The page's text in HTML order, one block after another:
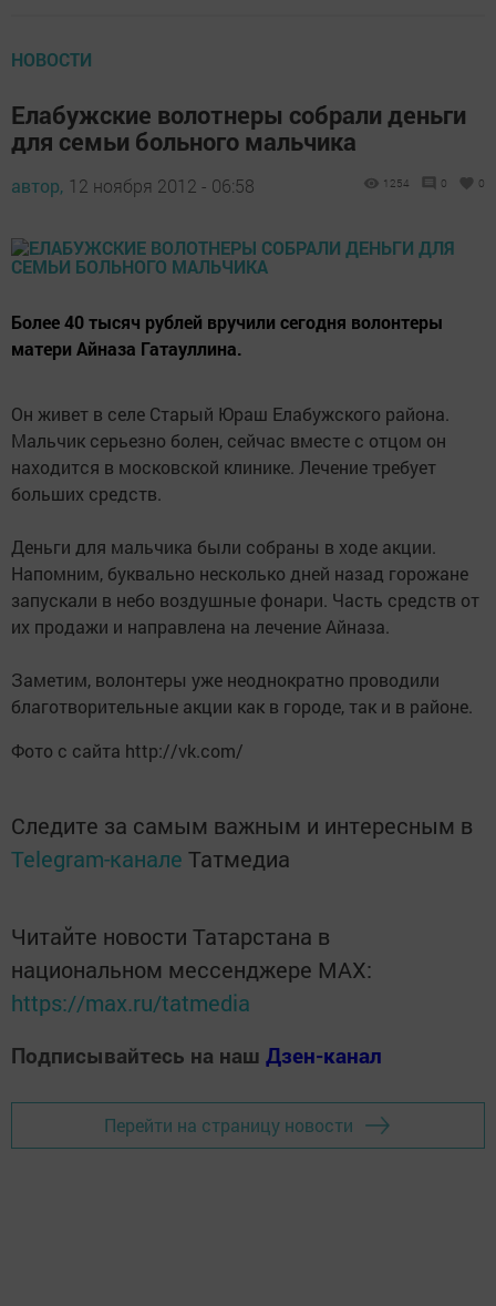
НОВОСТИ
Елабужские волотнеры собрали деньги
для семьи больного мальчика
автор, 12 ноября 2012 - 06:58 1254 0 0
Более 40 тысяч рублей вручили сегодня волонтеры
матери Айназа Гатауллина.
Он живет в селе Старый Юраш Елабужского района.
Мальчик серьезно болен, сейчас вместе с отцом он
находится в московской клинике. Лечение требует
больших средств.
Деньги для мальчика были собраны в ходе акции.
Напомним, буквально несколько дней назад горожане
запускали в небо воздушные фонари. Часть средств от
их продажи и направлена на лечение Айназа.
Заметим, волонтеры уже неоднократно проводили
благотворительные акции как в городе, так и в районе.
Фото с сайта http://vk.com/
Следите за самым важным и интересным в
Telegram-канале Татмедиа
Читайте новости Татарстана в
национальном мессенджере MАХ:
https://max.ru/tatmedia
Подписывайтесь на наш Дзен-канал
Перейти на страницу новости